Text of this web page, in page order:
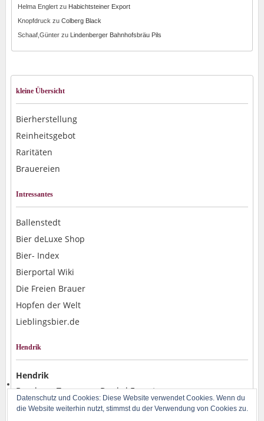
Helma Englertzu Habichtsteiner Export
Knopfdruck zu Colberg Black
Schaaf,Günterzu Lindenberger Bahnhofsbräu Pils
kleine Übersicht
Bierherstellung
Reinheitsgebot
Raritäten
Brauereien
Intressantes
Ballenstedt
Bier deLuxe Shop
Bier- Index
Bierportal Wiki
Die Freien Brauer
Hopfen der Welt
Lieblingsbier.de
Hendrik
Hendrik
Brauhaus Tegernsee Dunkel Export
Autenrieder Festbier
Datenschutz und Cookies: Diese Website verwendet Cookies. Wenn du
die Website weiterhin nutzt, stimmst du der Verwendung von Cookies zu.